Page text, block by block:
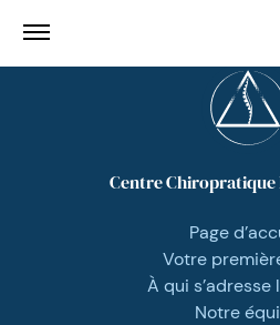
Centre Chiropratique
Page
Votre
À qui s’adresse
Notre